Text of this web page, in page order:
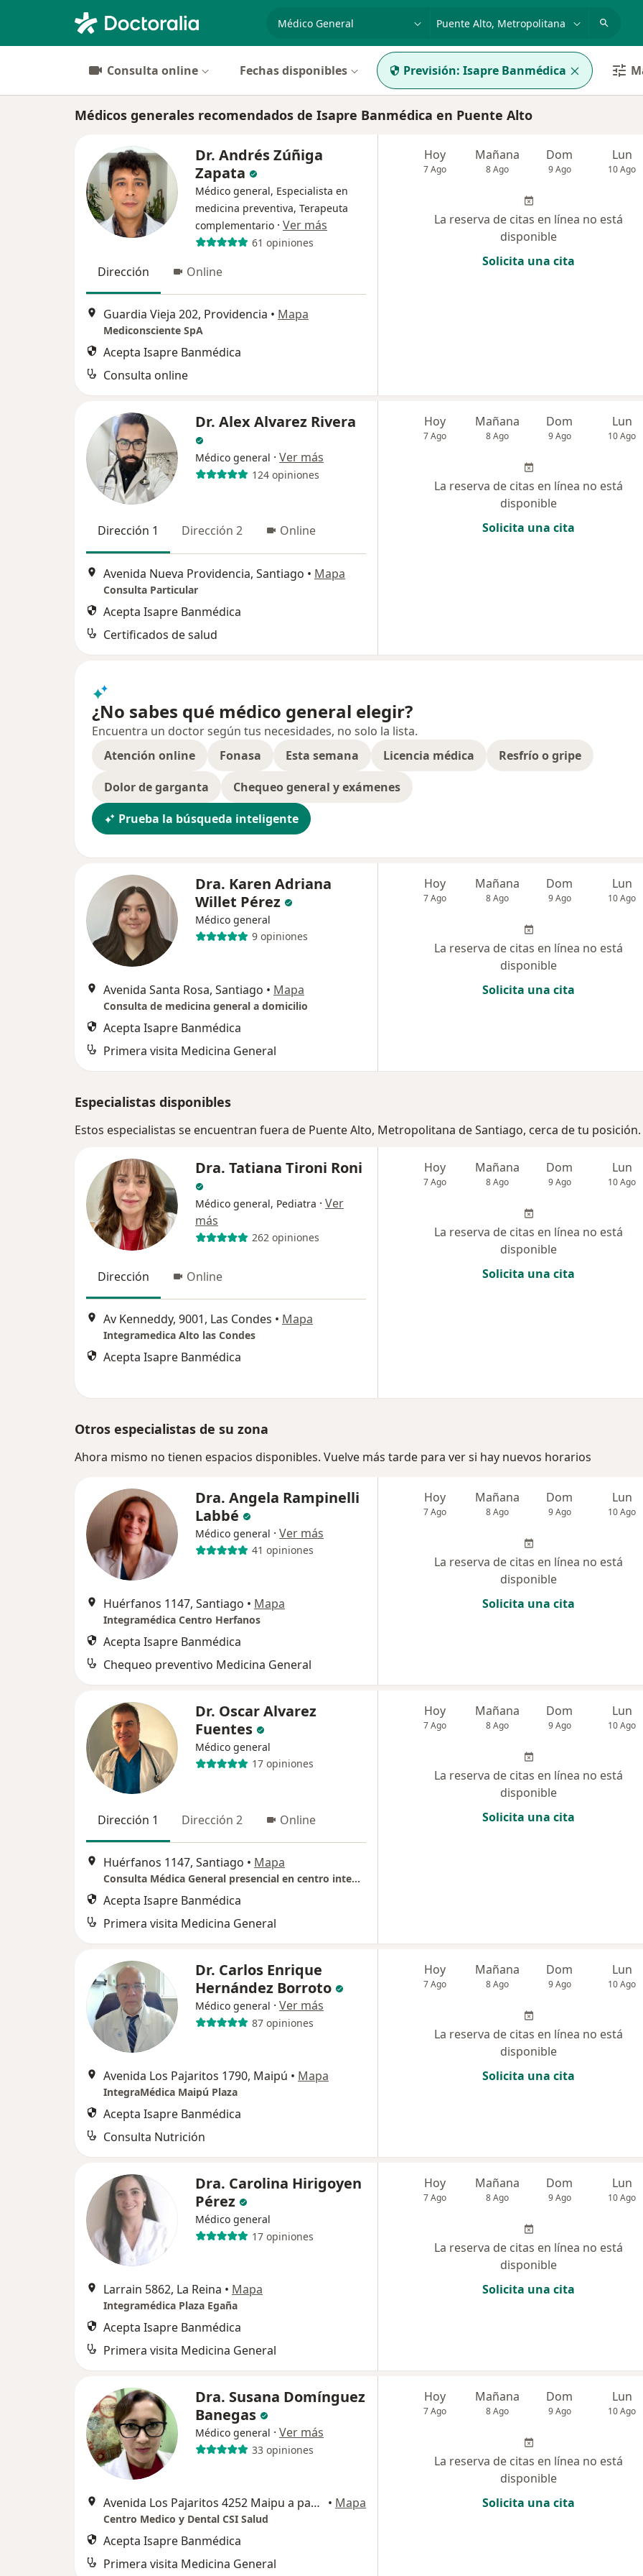
especialidad, enfermedad o nombre
Consulta online Fechas disponibles Previsión: Isapre Banmédica
Médicos generales recomendados de Isapre Banmédica en Puente Alto
Dr. Andrés Zúñiga
Zapata
Médico general, Especialista en
medicina preventiva, Terapeuta
complementario · Ver más
61 opiniones
Dirección Online
Guardia Vieja 202, Providencia • Mapa
Mediconsciente SpA
Acepta Isapre Banmédica
Consulta online
Hoy
7 Ago
Mañana
8 Ago
Dom
9 Ago
Lun
10 Ago
La reserva de citas en línea no está
disponible
Solicita una cita
Dr. Alex Alvarez Rivera
Médico general · Ver más
124 opiniones
Dirección 1 Dirección 2 Online
Avenida Nueva Providencia, Santiago • Mapa
Consulta Particular
Acepta Isapre Banmédica
Certificados de salud
Hoy
7 Ago
Mañana
8 Ago
Dom
9 Ago
Lun
10 Ago
La reserva de citas en línea no está
disponible
Solicita una cita
¿No sabes qué médico general elegir?
Encuentra un doctor según tus necesidades, no solo la lista.
Atención online
Fonasa Esta semana Licencia médica
Resfrío o gripe
Dolor de garganta
Chequeo general y exámenes
Prueba la búsqueda inteligente
Dra. Karen Adriana
Willet Pérez
Médico general
9 opiniones
Avenida Santa Rosa, Santiago • Mapa
Consulta de medicina general a domicilio
Acepta Isapre Banmédica
Primera visita Medicina General
Hoy
7 Ago
Mañana
8 Ago
Dom
9 Ago
Lun
10 Ago
La reserva de citas en línea no está
disponible
Solicita una cita
Especialistas disponibles
Estos especialistas se encuentran fuera de Puente Alto, Metropolitana de Santiago, cerca de tu posición.
Dra. Tatiana Tironi Roni
Médico general, Pediatra · Ver
más
262 opiniones
Dirección Online
Av Kenneddy, 9001, Las Condes • Mapa
Integramedica Alto las Condes
Acepta Isapre Banmédica
Hoy
7 Ago
Mañana
8 Ago
Dom
9 Ago
Lun
10 Ago
La reserva de citas en línea no está
disponible
Solicita una cita
Otros especialistas de su zona
Ahora mismo no tienen espacios disponibles. Vuelve más tarde para ver si hay nuevos horarios
Dra. Angela Rampinelli
Labbé
Médico general · Ver más
41 opiniones
Huérfanos 1147, Santiago • Mapa
Integramédica Centro Herfanos
Acepta Isapre Banmédica
Chequeo preventivo Medicina General
Hoy
7 Ago
Mañana
8 Ago
Dom
9 Ago
Lun
10 Ago
La reserva de citas en línea no está
disponible
Solicita una cita
Dr. Oscar Alvarez
Fuentes
Médico general
17 opiniones
Dirección 1 Dirección 2 Online
Huérfanos 1147, Santiago • Mapa
Consulta Médica General presencial en centro integramedica Huerfanos
Acepta Isapre Banmédica
Primera visita Medicina General
Hoy
7 Ago
Mañana
8 Ago
Dom
9 Ago
Lun
10 Ago
La reserva de citas en línea no está
disponible
Solicita una cita
Dr. Carlos Enrique
Hernández Borroto
Médico general · Ver más
87 opiniones
Avenida Los Pajaritos 1790, Maipú • Mapa
IntegraMédica Maipú Plaza
Acepta Isapre Banmédica
Consulta Nutrición
Hoy
7 Ago
Mañana
8 Ago
Dom
9 Ago
Lun
10 Ago
La reserva de citas en línea no está
disponible
Solicita una cita
Dra. Carolina Hirigoyen
Pérez
Médico general
17 opiniones
Larrain 5862, La Reina • Mapa
Integramédica Plaza Egaña
Acepta Isapre Banmédica
Primera visita Medicina General
Hoy
7 Ago
Mañana
8 Ago
Dom
9 Ago
Lun
10 Ago
La reserva de citas en línea no está
disponible
Solicita una cita
Dra. Susana Domínguez
Banegas
Médico general · Ver más
33 opiniones
Avenida Los Pajaritos 4252 Maipu a pasos de estaciòn Metro Monte Tabor, Maipú • Mapa
Centro Medico y Dental CSI Salud
Acepta Isapre Banmédica
Primera visita Medicina General
Hoy
7 Ago
Mañana
8 Ago
Dom
9 Ago
Lun
10 Ago
La reserva de citas en línea no está
disponible
Solicita una cita